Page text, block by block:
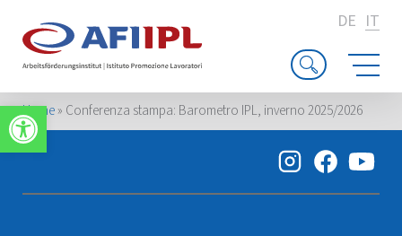
Apri la barra degli strumenti
DE IT
Home» Conferenza stampa: Barometro IPL, inverno 2025/2026